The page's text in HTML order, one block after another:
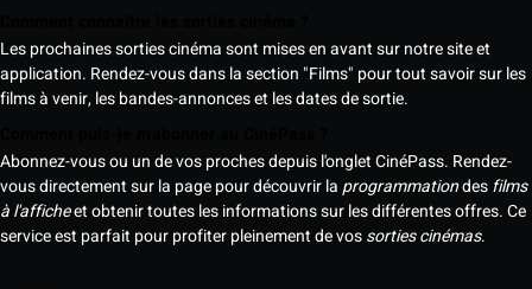
Les prochaines sorties cinéma sont mises en avant sur notre site et
application. Rendez-vous dans la section "Films" pour tout savoir sur les
films à venir, les bandes-annonces et les dates de sortie.
Abonnez-vous ou un de vos proches depuis l'onglet CinéPass. Rendez-
vous directement sur la page pour découvrir laprogrammationdesfilms
à l'afficheet obtenir toutes les informations sur les différentes offres. Ce
service est parfait pour profiter pleinement de vossorties cinémas.